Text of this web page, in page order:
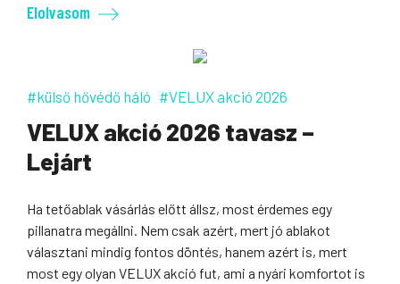
Elolvasom
#külső hővédő háló #VELUX akció 2026
VELUX akció 2026 tavasz –
Lejárt
Ha tetőablak vásárlás előtt állsz, most érdemes egy
pillanatra megállni. Nem csak azért, mert jó ablakot
választani mindig fontos döntés, hanem azért is, mert
most egy olyan VELUX akció fut, ami a nyári komfortot is